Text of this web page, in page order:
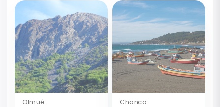
Olmué Chanco